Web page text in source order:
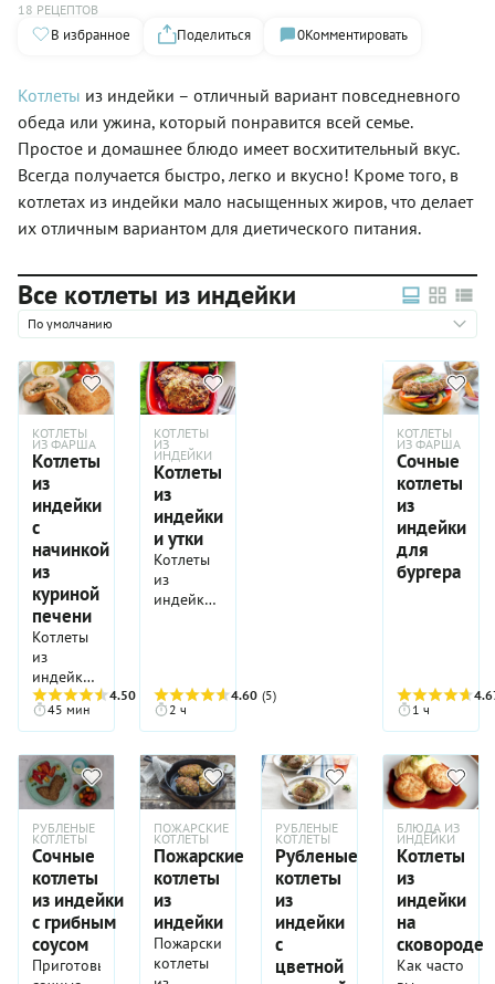
18 РЕЦЕПТОВ
В избранное Поделиться 0Комментировать
Котлеты из индейки – отличный вариант повседневного
обеда или ужина, который понравится всей семье.
Простое и домашнее блюдо имеет восхитительный вкус.
Всегда получается быстро, легко и вкусно! Кроме того, в
котлетах из индейки мало насыщенных жиров, что делает
их отличным вариантом для диетического питания.
Все котлеты из индейки
По умолчанию
КОТЛЕТЫ
ИЗ ФАРША
Котлеты
из
индейки
с
начинкой
из
куриной
печени
Котлеты
из
индейки
с
начинкой
из
куриной
печени и
соусом
основе
крепленого
вина —
мадеры
— очень
сбалансированное
по вкусу
блюдо.
4.50
(2)
45 мин
КОТЛЕТЫ
ИЗ
ИНДЕЙКИ
Котлеты
из
индейки
и утки
Котлеты
из
индейки
по вкусу,
который,
вы всегда
можете
подчеркнуть
усилить,
дополнив
специями.
Нежное
филе
индейки
создает
нейтральную,
4.60 (5)
2 ч
КОТЛЕТЫ
ИЗ ФАРША
Сочные
котлеты
из
индейки
для
бургера
1 ч
РУБЛЕНЫЕ
КОТЛЕТЫ
Сочные
котлеты
из индейки
с грибным
соусом
Приготовьте
ПОЖАРСКИЕ
КОТЛЕТЫ
Пожарские
котлеты
из
индейки
Пожарские
котлеты
РУБЛЕНЫЕ
КОТЛЕТЫ
Рубленые
котлеты
из
индейки
с
цветной
БЛЮДА ИЗ
ИНДЕЙКИ
Котлеты
из
индейки
на
сковороде
Как часто